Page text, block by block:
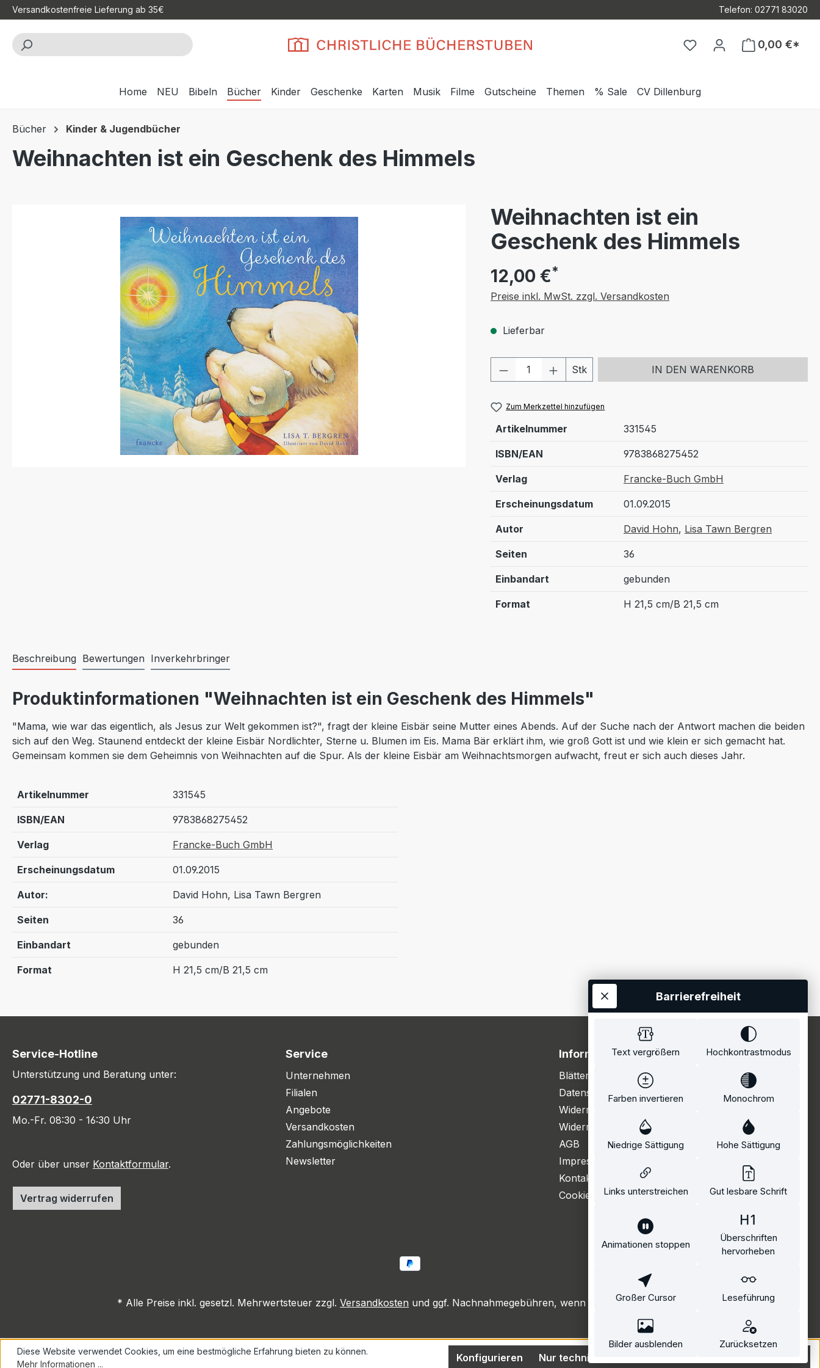
Hauptinhalt springen
Zur Suche springen
Zur Hauptnavigation springen
Versandkostenfreie Lieferung ab 35€ Telefon: 02771 83020
Du hast 0 Produkte auf
0,00 €*
Home NEU Bibeln Bücher Kinder Geschenke Karten Musik Filme Gutscheine Themen % Sale CV Dillenburg
Bücher Kinder & Jugendbücher
Weihnachten ist ein Geschenk des Himmels
Weihnachten ist ein
Geschenk des Himmels
12,00 €*
Preise inkl. MwSt. zzgl. Versandkosten
Lieferbar
Produkt Anzahl: Gib den gewünschten Wert
Stk IN DEN WARENKORB
Zum Merkzettel hinzufügen
Artikelnummer 331545
ISBN/EAN 9783868275452
Verlag Francke-Buch GmbH
Erscheinungsdatum 01.09.2015
Autor David Hohn, Lisa Tawn Bergren
Seiten 36
Einbandart gebunden
Format H 21,5 cm/B 21,5 cm
Beschreibung Bewertungen Inverkehrbringer
Produktinformationen "Weihnachten ist ein Geschenk des Himmels"
"Mama, wie war das eigentlich, als Jesus zur Welt gekommen ist?", fragt der kleine Eisbär seine Mutter eines Abends. Auf der Suche nach der Antwort machen die beiden
sich auf den Weg. Staunend entdeckt der kleine Eisbär Nordlichter, Sterne u. Blumen im Eis. Mama Bär erklärt ihm, wie groß Gott ist und wie klein er sich gemacht hat.
Gemeinsam kommen sie dem Geheimnis von Weihnachten auf die Spur. Als der kleine Eisbär am Weihnachtsmorgen aufwacht, freut er sich auch dieses Jahr.
Artikelnummer 331545
ISBN/EAN 9783868275452
Verlag Francke-Buch GmbH
Erscheinungsdatum 01.09.2015
Autor: David Hohn, Lisa Tawn Bergren
Seiten 36
Einbandart gebunden
Format H 21,5 cm/B 21,5 cm
Service-Hotline
Unterstützung und Beratung unter:
02771-8302-0
Mo.-Fr. 08:30 - 16:30 Uhr
Oder über unser Kontaktformular.
Vertrag widerrufen
Service
Unternehmen
Filialen
Angebote
Versandkosten
Zahlungsmöglichkeiten
Newsletter
Information
Blätterkatalog
Datenschutzerklärung
Widerrufsbelehrung
Widerrufsformular
AGB
Impressum
Kontakt
Cookie Einstellungen
* Alle Preise inkl. gesetzl. Mehrwertsteuer zzgl. Versandkosten und ggf. Nachnahmegebühren, wenn nicht anders angegeben.
Text vergrößern Hochkontrastmodus
Farben invertieren Monochrom
Niedrige Sättigung Hohe Sättigung
Links unterstreichen Gut lesbare Schrift
Animationen stoppen
Überschriften
hervorheben
Großer Cursor Leseführung
Bilder ausblenden Zurücksetzen
Barrierefreiheit
Diese Website verwendet Cookies, um eine bestmögliche Erfahrung bieten zu können.
Mehr Informationen ...
Nur technisch notwendige
Konfigurieren